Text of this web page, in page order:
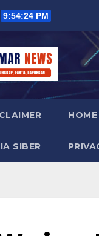
9:54:24 PM
HOME
SIBER